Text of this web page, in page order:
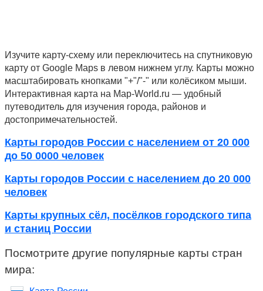
Изучите карту-схему или переключитесь на спутниковую
карту от Google Maps в левом нижнем углу. Карты можно
масштабировать кнопками "+"/"-" или колёсиком мыши.
Интерактивная карта на Map-World.ru — удобный
путеводитель для изучения города, районов и
достопримечательностей.
Карты городов России с населением от 20 000
до 50 0000 человек
Карты городов России с населением до 20 000
человек
Карты крупных сёл, посёлков городского типа
и станиц России
Посмотрите другие популярные карты стран
мира: